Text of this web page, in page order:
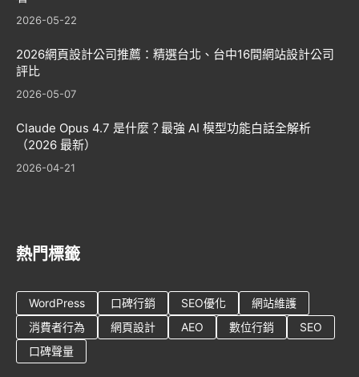
2026-05-22
2026網頁設計公司推薦：精選台北、台中16間網站設計公司
評比
2026-05-07
Claude Opus 4.7 是什麼？最強 AI 模型功能白話全解析
（2026 最新）
2026-04-21
熱門標籤
WordPress 口碑行銷 SEO優化
網站維護
消費者行為
網頁設計 AEO 數位行銷
SEO
口碑聲量